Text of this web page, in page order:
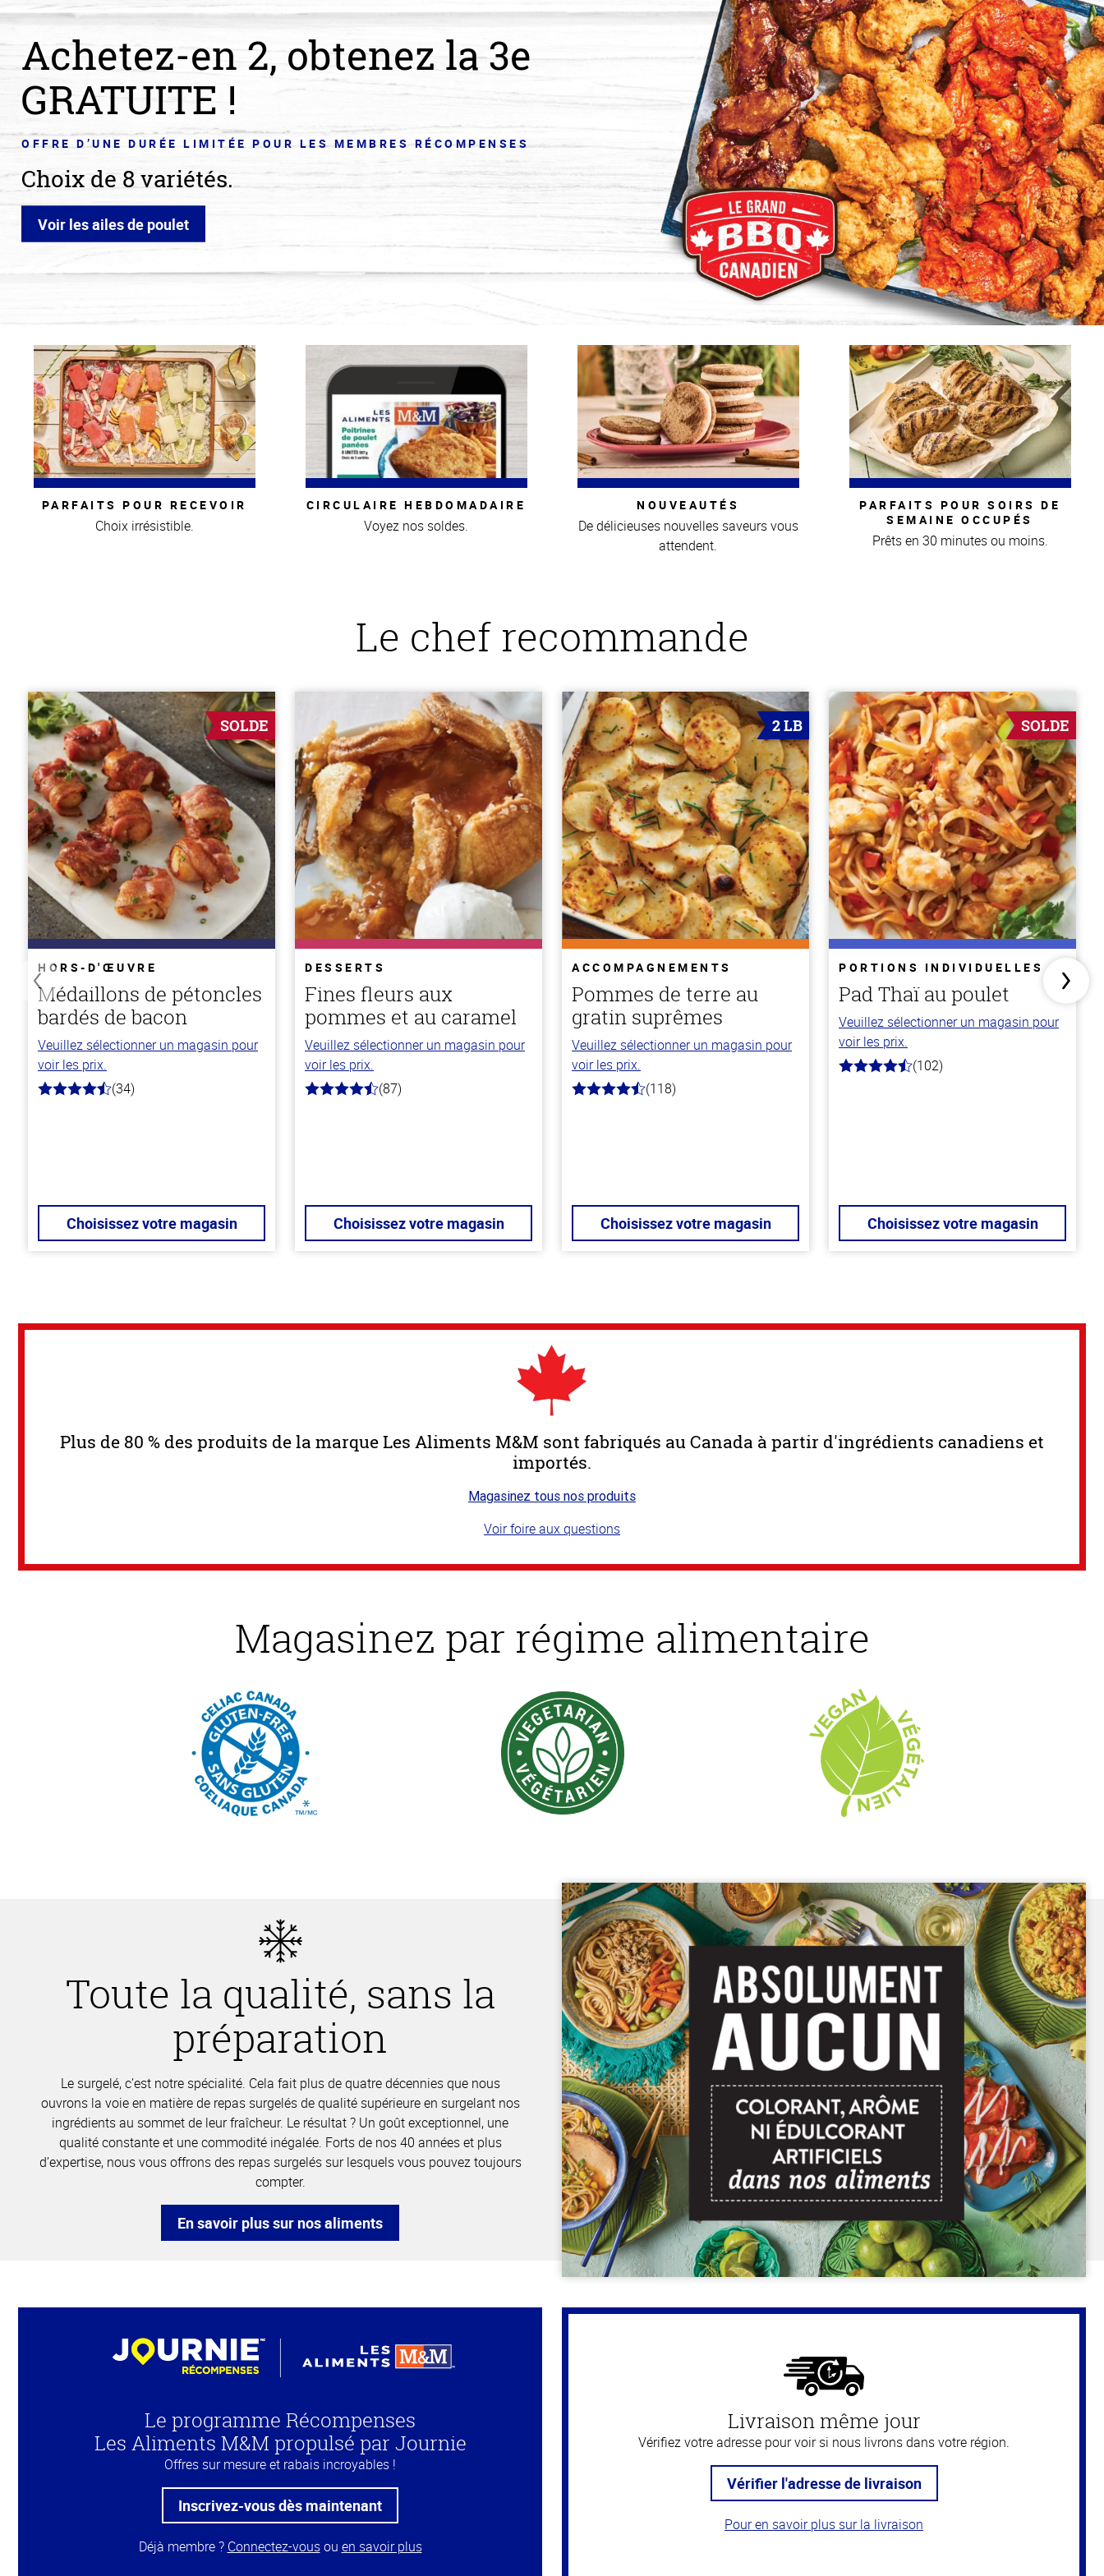
Food
Market
Achetez-en 2, obtenez la 3e
GRATUITE !
OFFRE D’UNE DURÉE LIMITÉE POUR LES MEMBRES RÉCOMPENSES
Choix de 8 variétés.
Voir les ailes de poulet
PARFAITS POUR RECEVOIR
Choix irrésistible.
CIRCULAIRE HEBDOMADAIRE
Voyez nos soldes.
NOUVEAUTÉS
De délicieuses nouvelles saveurs vous
attendent.
PARFAITS POUR SOIRS DE
SEMAINE OCCUPÉS
Prêts en 30 minutes ou moins.
Le chef recommande
SOLDE
HORS-D'ŒUVRE
Médaillons de pétoncles
bardés de bacon
Veuillez sélectionner un magasin pour
voir les prix.
4.1
(34)
Choisissez votre magasin
DESSERTS
Fines fleurs aux
pommes et au caramel
Veuillez sélectionner un magasin pour
voir les prix.
4.8
(87)
Choisissez votre magasin
2 LB
ACCOMPAGNEMENTS
Pommes de terre au
gratin suprêmes
Veuillez sélectionner un magasin pour
voir les prix.
4.2
(118)
Choisissez votre magasin
SOLDE
PORTIONS INDIVIDUELLES
Pad Thaï au poulet
Veuillez sélectionner un magasin pour
voir les prix.
4.3
(102)
Choisissez votre magasin
Plus de 80 % des produits de la marque Les Aliments M&M sont fabriqués au Canada à partir d'ingrédients canadiens et
importés.
Magasinez tous nos produits
Voir foire aux questions
Magasinez par régime alimentaire
Toute la qualité, sans la
préparation
Le surgelé, c’est notre spécialité. Cela fait plus de quatre décennies que nous
ouvrons la voie en matière de repas surgelés de qualité supérieure en surgelant nos
ingrédients au sommet de leur fraîcheur. Le résultat ? Un goût exceptionnel, une
qualité constante et une commodité inégalée. Forts de nos 40 années et plus
d’expertise, nous vous offrons des repas surgelés sur lesquels vous pouvez toujours
compter.
En savoir plus sur nos aliments
Le programme Récompenses
Les Aliments M&M propulsé par Journie
Offres sur mesure et rabais incroyables !
Inscrivez-vous dès maintenant
Déjà membre ? Connectez-vousou en savoir plus
Livraison même jour
Vérifiez votre adresse pour voir si nous livrons dans votre région.
Vérifier l'adresse de livraison
Pour en savoir plus sur la livraison